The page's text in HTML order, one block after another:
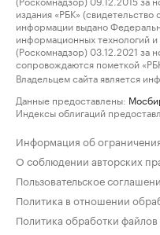
издания «РБК»
информации выдано
информационных технологий
(Роскомнадзор) 03.12.2021
сопровождаются пометкой
Владельцем сайта является
Данные предоставлены:
Индексы облигаций
Информация об
О соблюдении авторских
Пользовательское
Политика в отношении
Политика обработки